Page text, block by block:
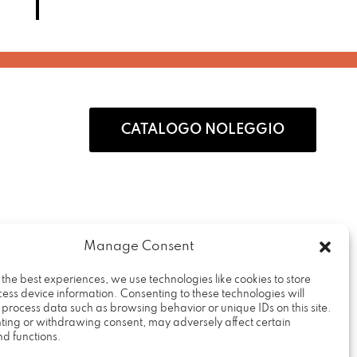
Manage Consent
the best experiences, we use technologies like cookies to store
device information. Consenting to these technologies will
data such as browsing behavior or unique IDs on this site.
or withdrawing consent, may adversely affect certain
functions.
CATALOGO NOLEGGIO
Rental Design Srl
Via Fratelli Cervi, 19